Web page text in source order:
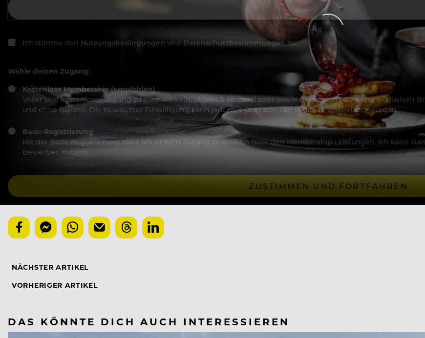
Ich stimme den Nutzungsbedingungen und Datenschutzbestimmungenzu.
Wähle deinen Zugang:
Kostenlose Membership (empfohlen)
Voller und kostenloser Zugang zu allen Artikeln, Videos & Masterclasses sowie die besten News und
und ohne Bullshit. Die Newsletter-Einwilligung kann jederzeit über den Abmeldelink widerrufen werden.
Basic-Registrierung
Mit der Basic-Registrierung habe ich KEINEN Zugang zu Artikeln oder den Membership-Leistungen. Ich kann
Bewerber, nutzen.
ZUSTIMMEN UND FORTFAHREN
NÄCHSTER ARTIKEL
VORHERIGER ARTIKEL
DAS KÖNNTE DICH AUCH INTERESSIEREN